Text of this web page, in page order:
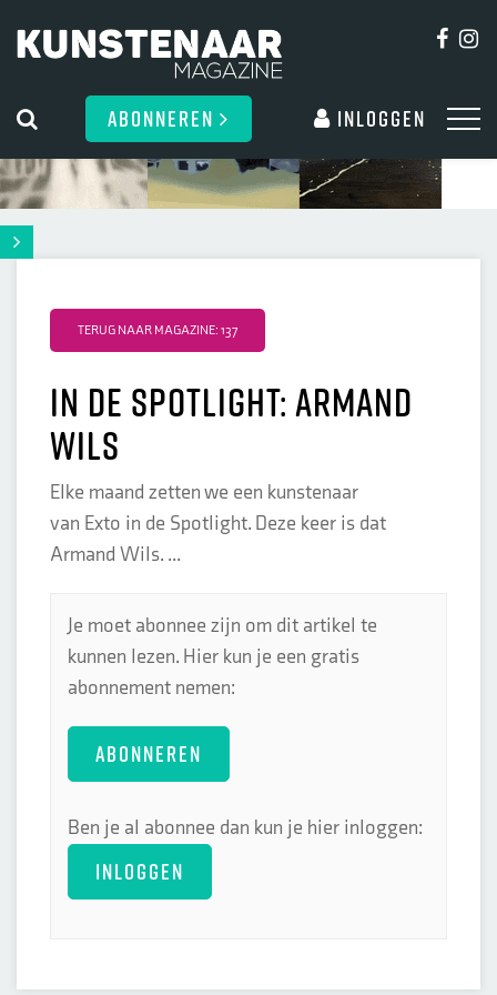
ABONNEREN Inloggen
TERUG NAAR MAGAZINE: 137
In de spotlight: Armand
Wils
Elke maand zetten we een kunstenaar
van Exto in de Spotlight. Deze keer is dat
Armand Wils. ...
Je moet abonnee zijn om dit artikel te
kunnen lezen. Hier kun je een gratis
abonnement nemen:
ABONNEREN
Ben je al abonnee dan kun je hier inloggen:
INLOGGEN